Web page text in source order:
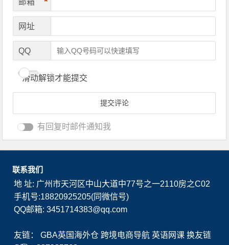
邮箱
网址
QQ
滑动解锁才能提交
有回复时邮件通知我
联系我们
地 址: 广州市天河区中山大道中77号之一2110房之C02
手机号:18820925205(同微信号)
QQ邮箱: 3451714383@qq.com
友链：GBA英国海外仓 跨境电商导航 英语网课 换友链